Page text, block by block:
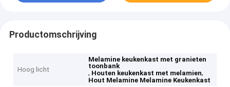
Productomschrijving
Hoog licht
Melamine keukenkast met granieten
toonbank
, Houten keukenkast met melamien,
Hout Melamine Melamine Keukenkast